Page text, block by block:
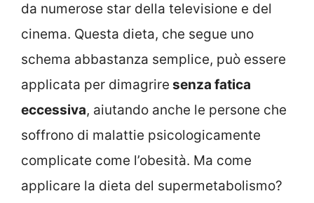
da numerose star della televisione e del
cinema. Questa dieta, che segue uno
schema abbastanza semplice, può essere
applicata per dimagrire senza fatica
eccessiva, aiutando anche le persone che
soffrono di malattie psicologicamente
complicate come l’obesità. Ma come
applicare la dieta del supermetabolismo?